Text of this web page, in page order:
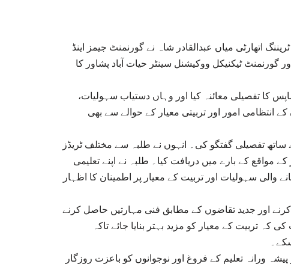
اتھارٹی میاں عبدالقادر شاہ نے گورنمنٹ جیمز اینڈ
گورنمنٹ ٹیکنیکل ووکیشنل سینٹر حیات آباد پشاور کا
کا تفصیلی معائنہ کیا اور وہاں دستیاب سہولیات،
انتظامی امور اور تربیتی معیار کے حوالے سے بھی
ساتھ تفصیلی گفتگو کی۔ انہوں نے طلبہ سے مختلف ٹریڈز
مواقع کے بارے میں دریافت کیا۔ طلبہ نے اپنے تعلیمی
والی سہولیات اور تربیت کے معیار پر اطمینان کا اظہار
کرنے اور جدید تقاضوں کے مطابق فنی مہارتیں حاصل کرنے
کہ تربیت کے معیار کو مزید بہتر بنایا جائے تاکہ
ورانہ تعلیم کے فروغ اور نوجوانوں کو باعزت روزگار